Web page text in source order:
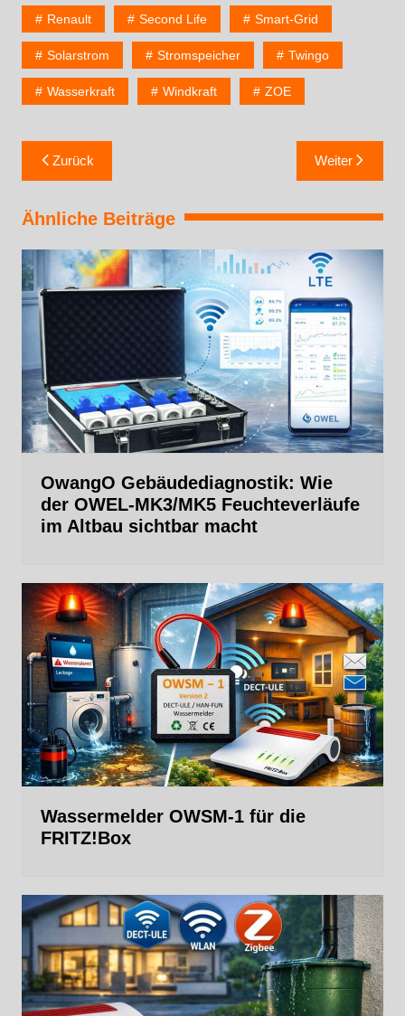
Renault Second Life Smart-Grid
Solarstrom Stromspeicher Twingo
Wasserkraft Windkraft ZOE
Zurück Weiter
Ähnliche Beiträge
OwangO Gebäudediagnostik: Wie
der OWEL‑MK3/MK5 Feuchteverläufe
im Altbau sichtbar macht
Wassermelder OWSM‑1 für die
FRITZ!Box